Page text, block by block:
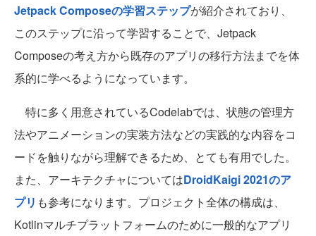
Jetpack Composeの学習ステップが紹介されており、
このステップに沿って学習することで、Jetpack
Composeの考え方から既存のアプリの移行方法までを体
系的に学べるようになっています。
特に多く用意されているCodelabでは、状態の管理方
法やアニメーションの実装方法などの実践的な内容をコ
ードを触りながら理解できるため、とても有用でした。
また、アーキテクチャについてはDroidKaigi 2021のア
プリ も参考になります。プロジェクト全体の構成は、
Kotlinマルチプラットフォームのために一般的なアプリ